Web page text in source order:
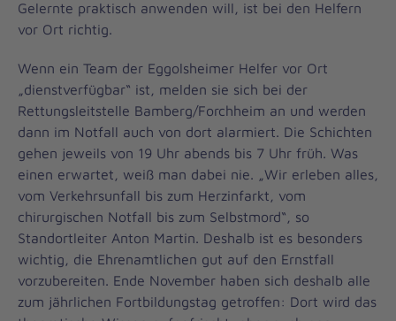
Gelernte praktisch anwenden will, ist bei den Helfern
vor Ort richtig.
Wenn ein Team der Eggolsheimer Helfer vor Ort
„dienstverfügbar“ ist, melden sie sich bei der
Rettungsleitstelle Bamberg/Forchheim an und werden
dann im Notfall auch von dort alarmiert. Die Schichten
gehen jeweils von 19 Uhr abends bis 7 Uhr früh. Was
einen erwartet, weiß man dabei nie. „Wir erleben alles,
vom Verkehrsunfall bis zum Herzinfarkt, vom
chirurgischen Notfall bis zum Selbstmord“, so
Standortleiter Anton Martin. Deshalb ist es besonders
wichtig, die Ehrenamtlichen gut auf den Ernstfall
vorzubereiten. Ende November haben sich deshalb alle
zum jährlichen Fortbildungstag getroffen: Dort wird das